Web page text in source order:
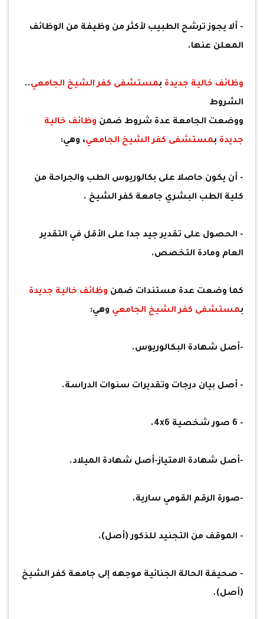
- ألا يجوز ترشح الطبيب لأكثر من وظيفة من الوظائف
المعلن عنها.
وظائف خالية جديدة بمستشفى كفر الشيخ الجامعي..
الشروط
ووضعت الجامعة عدة شروط ضمن وظائف خالية
جديدة بمستشفى كفر الشيخ الجامعي، وهي:
- أن يكون حاصلا على بكالوريوس الطب والجراحة من
كلية الطب البشري جامعة كفر الشيخ .
- الحصول على تقدير جيد جدا على الأقل في التقدير
العام ومادة التخصص.
كما وضعت عدة مستندات ضمن وظائف خالية جديدة
بمستشفى كفر الشيخ الجامعي وهي:
-أصل شهادة البكالوريوس.
- أصل بيان درجات وتقديرات سنوات الدراسة.
- 6 صور شخصية 4x6.
-أصل شهادة الامتياز-أصل شهادة الميلاد.
-صورة الرقم القومي سارية.
- الموقف من التجنيد للذكور (أصل).
- صحيفة الحالة الجنائية موجهه إلى جامعة كفر الشيخ
(أصل).